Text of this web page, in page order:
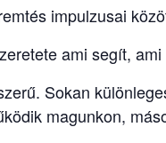
impulzusai
ami segít,
Sokan
magunkon,